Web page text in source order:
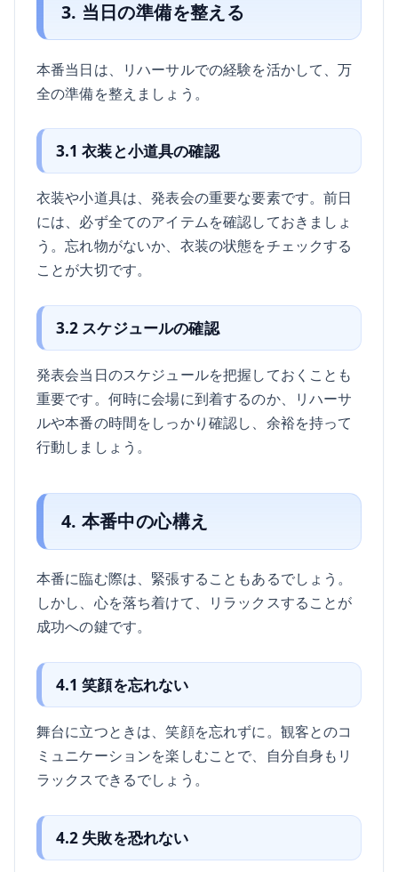
3. 当日の準備を整える
本番当日は、リハーサルでの経験を活かして、万
全の準備を整えましょう。
3.1 衣装と小道具の確認
衣装や小道具は、発表会の重要な要素です。前日
には、必ず全てのアイテムを確認しておきましょ
う。忘れ物がないか、衣装の状態をチェックする
ことが大切です。
3.2 スケジュールの確認
発表会当日のスケジュールを把握しておくことも
重要です。何時に会場に到着するのか、リハーサ
ルや本番の時間をしっかり確認し、余裕を持って
行動しましょう。
4. 本番中の心構え
本番に臨む際は、緊張することもあるでしょう。
しかし、心を落ち着けて、リラックスすることが
成功への鍵です。
4.1 笑顔を忘れない
舞台に立つときは、笑顔を忘れずに。観客とのコ
ミュニケーションを楽しむことで、自分自身もリ
ラックスできるでしょう。
4.2 失敗を恐れない